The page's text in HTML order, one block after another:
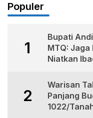
Populer
1
Bupati
MTQ:
Niatkan
2
Warisan
Panjang
1022/